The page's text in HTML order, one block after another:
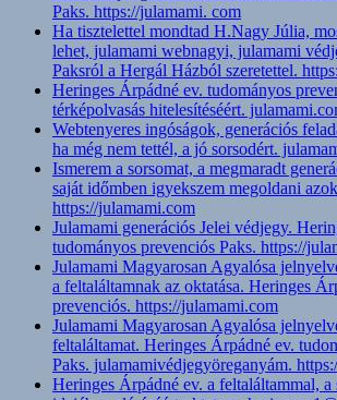
Paks. https://julamami. com
Ha tisztelettel mondtad H.Nagy Júlia,
lehet, julamami webnagyi, julamami
Paksról a Hergál Házból szeretettel.
Heringes Árpádné ev. tudományos
térképolvasás hitelesítéséért.
Webtenyeres ingóságok, generációs
ha még nem tettél, a jó sorsodért.
Ismerem a sorsomat, a megmaradt
saját időmben igyekszem megoldani
https://julamami.com
Julamami generációs Jelei védjegy.
tudományos prevenciós Paks. https://
Julamami Magyarosan Agyalósa
a feltaláltamnak az oktatása. Heringes
prevenciós. https://julamami.com
Julamami Magyarosan Agyalósa
feltaláltamat. Heringes Árpádné ev.
Paks. julamamivédjegyöreganyám.
Heringes Árpádné ev. a feltaláltammal, a